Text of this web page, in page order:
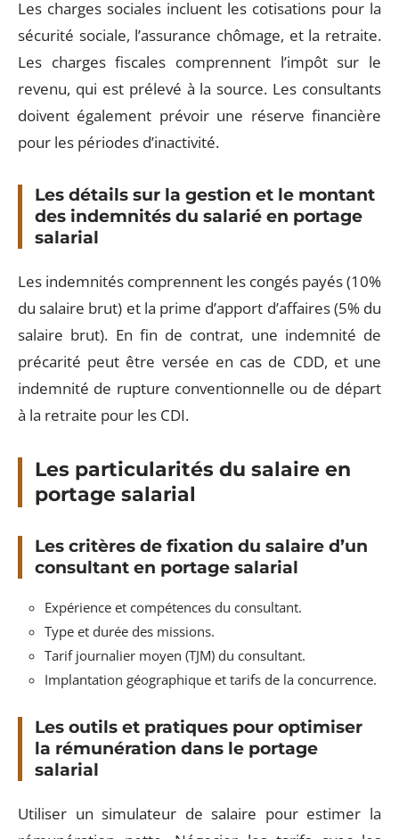
Les charges sociales incluent les cotisations pour la
sécurité sociale, l’assurance chômage, et la retraite.
Les charges fiscales comprennent l’impôt sur le
revenu, qui est prélevé à la source. Les consultants
doivent également prévoir une réserve financière
pour les périodes d’inactivité.
Les détails sur la gestion et le montant
des indemnités du salarié en portage
salarial
Les indemnités comprennent les congés payés (10%
du salaire brut) et la prime d’apport d’affaires (5% du
salaire brut). En fin de contrat, une indemnité de
précarité peut être versée en cas de CDD, et une
indemnité de rupture conventionnelle ou de départ
à la retraite pour les CDI.
Les particularités du salaire en
portage salarial
Les critères de fixation du salaire d’un
consultant en portage salarial
Expérience et compétences du consultant.
Type et durée des missions.
Tarif journalier moyen (TJM) du consultant.
Implantation géographique et tarifs de la concurrence.
Les outils et pratiques pour optimiser
la rémunération dans le portage
salarial
Utiliser un simulateur de salaire pour estimer la